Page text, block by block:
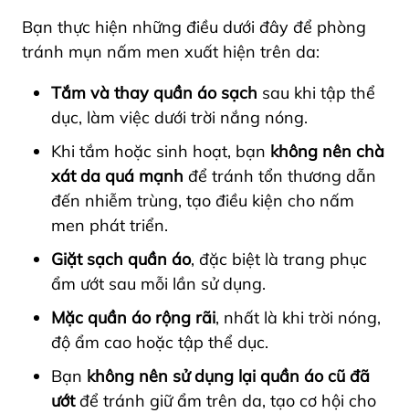
Bạn thực hiện những điều dưới đây để phòng
tránh mụn nấm men xuất hiện trên da:
Tắm và thay quần áo sạch sau khi tập thể
dục, làm việc dưới trời nắng nóng.
Khi tắm hoặc sinh hoạt, bạn không nên chà
xát da quá mạnh để tránh tổn thương dẫn
đến nhiễm trùng, tạo điều kiện cho nấm
men phát triển.
Giặt sạch quần áo, đặc biệt là trang phục
ẩm ướt sau mỗi lần sử dụng.
Mặc quần áo rộng rãi, nhất là khi trời nóng,
độ ẩm cao hoặc tập thể dục.
Bạn không nên sử dụng lại quần áo cũ đã
ướtđể tránh giữ ẩm trên da, tạo cơ hội cho